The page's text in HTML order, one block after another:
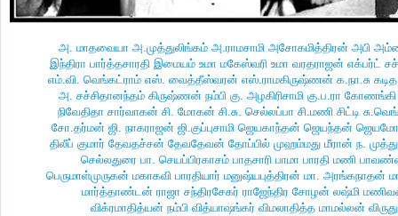
அ. மாதவையா அ.முத்துலிங்கம் அ.ராமசாமி அசோகமித்திரன் அபி
இந்திரா பார்த்தசாரதி இமையம் உமா மகேஸ்வரி உமா வரதராஜன் எக்பர்ட்
எம்.வி. வெங்கட்ராம் எஸ். வைத்தீஸ்வரன் எஸ்.ராமகிருஷ்ணன் க.நா.சு
அ. சச்சிதானந்தம் கிருஷ்ணன் நம்பி கு. அழகிரிசாமி கு.ப.ரா கோணங்கி
நிவேதிதா சார்வாகன் சி. மோகன் சி.சு. செல்லப்பா சி.மணி சிட்டி
சோ.தர்மன் ஜி. நாகராஜன் ஜி.குப்புசாமி ஜெயகாந்தன் ஜெயந்தன்
திலீப் குமார் தேவதச்சன் தேவதேவன் தோப்பில் முஹம்மது மீரான் ந.
செல்லதுரை பா. செயப்பிரகாசம் பாதசாரி பாமா பாரதி மணி
பெருமாள்முருகன் மகாகவி பாரதியார் மனுஷ்யபுத்திரன் மா. அரங்கநாதன்
மார்த்தாண்டன் ராஜா சந்திரசேகர் ராஜேந்திர சோழன் லஷ்மி
விக்ரமாதித்யன் நம்பி வித்யாஷ‌ங்கர் விமலாதித்த மாமல்லன்